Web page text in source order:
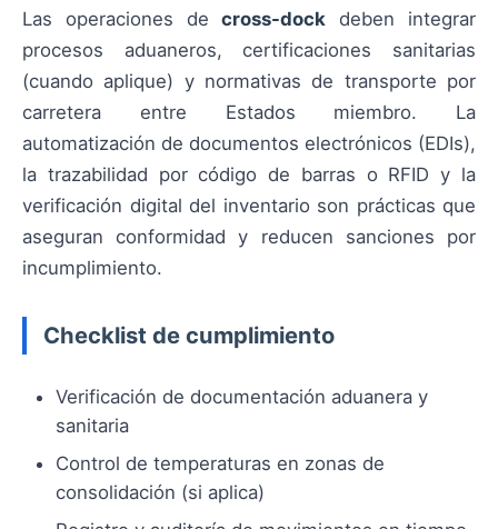
Las operaciones decross-dock deben integrar
procesos aduaneros, certificaciones sanitarias
(cuando aplique) y normativas de transporte por
carretera entre Estados miembro. La
automatización de documentos electrónicos (EDIs),
la trazabilidad por código de barras o RFID y la
verificación digital del inventario son prácticas que
aseguran conformidad y reducen sanciones por
incumplimiento.
Checklist de cumplimiento
Verificación de documentación aduanera y
sanitaria
Control de temperaturas en zonas de
consolidación (si aplica)